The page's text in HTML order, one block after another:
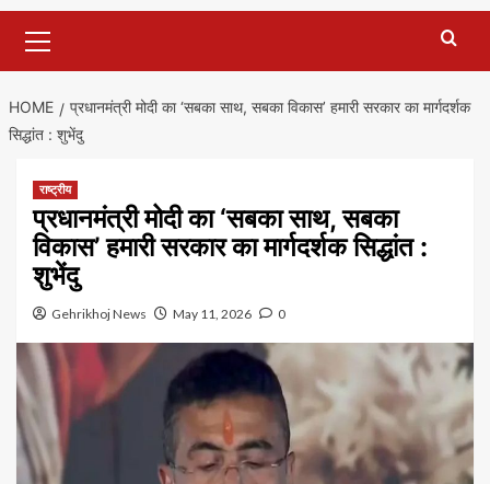
Menu
HOME
प्रधानमंत्री मोदी का ‘सबका साथ, सबका विकास’ हमारी सरकार का मार्गदर्शक
सिद्धांत : शुभेंदु
राष्ट्रीय
प्रधानमंत्री मोदी का ‘सबका साथ, सबका
विकास’ हमारी सरकार का मार्गदर्शक सिद्धांत :
शुभेंदु
Gehrikhoj News May 11, 2026 0